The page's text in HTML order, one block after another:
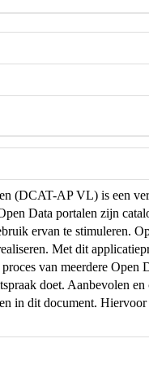
(DCAT-AP VL) is een
Data portalen zijn
ervan te stimuleren.
Met dit
van meerdere
doet. Aanbevolen
in dit document.